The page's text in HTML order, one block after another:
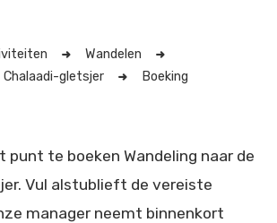
Wandelen
Chalaadi-gletsjer
Boeking
te boeken Wandeling naar de
Vul alstublieft de vereiste
manager neemt binnenkort